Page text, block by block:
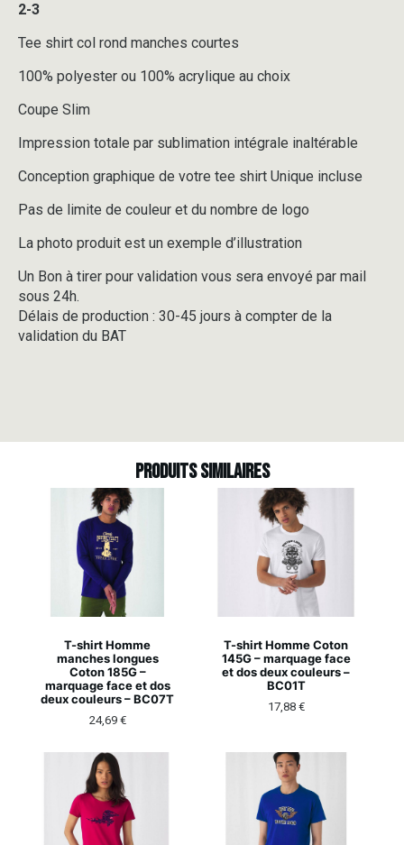
2-3
Tee shirt col rond manches courtes
100% polyester ou 100% acrylique au choix
Coupe Slim
Impression totale par sublimation intégrale inaltérable
Conception graphique de votre tee shirt Unique incluse
Pas de limite de couleur et du nombre de logo
La photo produit est un exemple d’illustration
Un Bon à tirer pour validation vous sera envoyé par mail
sous 24h.
Délais de production : 30-45 jours à compter de la
validation du BAT
Produits similaires
T-shirt Homme
manches longues
Coton 185G –
marquage face et dos
deux couleurs – BC07T
24,69 €
T-shirt Homme Coton
145G – marquage face
et dos deux couleurs –
BC01T
17,88 €